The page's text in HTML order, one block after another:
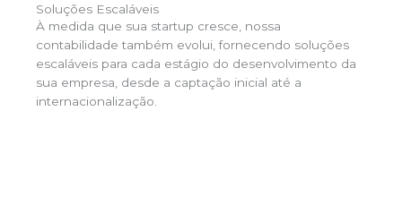
Soluções Escaláveis
À medida que sua startup cresce, nossa
contabilidade também evolui, fornecendo soluções
escaláveis para cada estágio do desenvolvimento da
sua empresa, desde a captação inicial até a
internacionalização.